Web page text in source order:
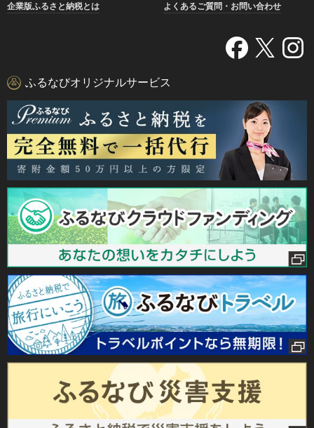
企業版ふるさと納税とは
よくあるご質問・お問い合わせ
ふるなびオリジナルサービス